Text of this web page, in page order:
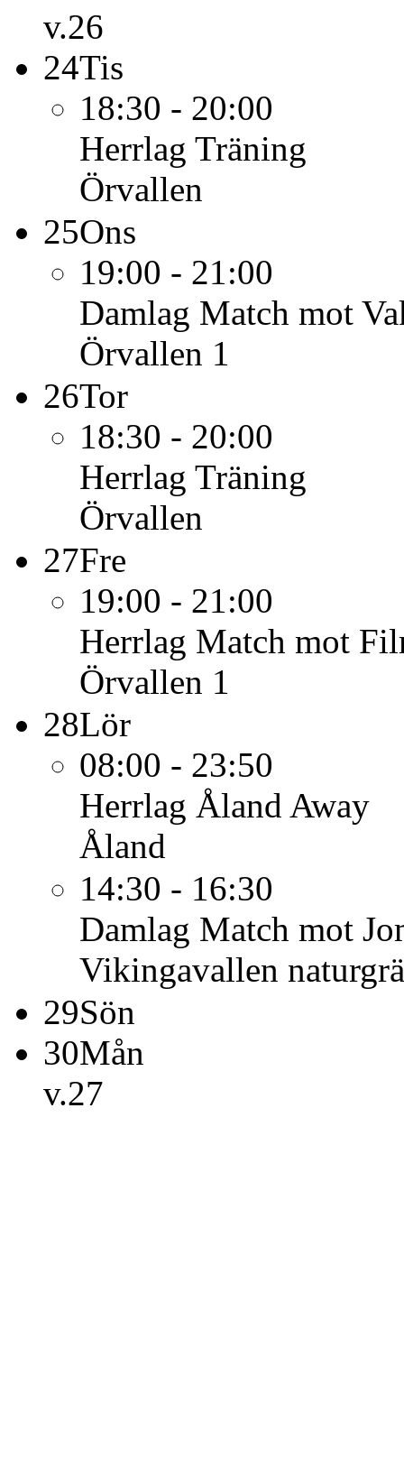
v.26
24Tis
18:30 - 20:00
Herrlag Träning
Örvallen
25Ons
19:00 - 21:00
Damlag Match mot
Örvallen 1
26Tor
18:30 - 20:00
Herrlag Träning
Örvallen
27Fre
19:00 - 21:00
Herrlag Match mot
Örvallen 1
28Lör
08:00 - 23:50
Herrlag Åland Away
Åland
14:30 - 16:30
Damlag Match mot
Vikingavallen
29Sön
30Mån
v.27